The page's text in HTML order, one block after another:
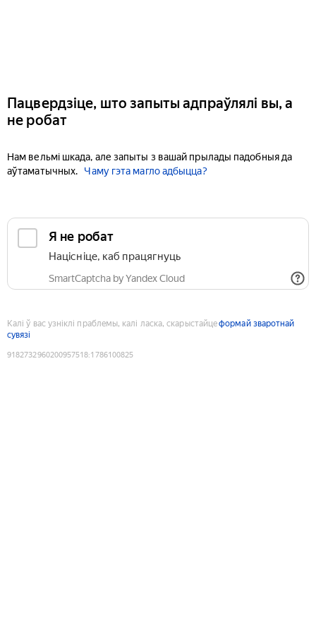
Пацвердзіце, што запыты адпраўлялі вы, а
не робат
Нам вельмі шкада, але запыты з вашай прылады падобныя да
аўтаматычных.
Чаму гэта магло адбыцца?
Я не робат
Націсніце, каб працягнуць
SmartCaptcha by Yandex Cloud
Калі ў вас узніклі праблемы, калі ласка, скарыстайцеформай зваротнай
сувязі
9182732960200957518:1786100825